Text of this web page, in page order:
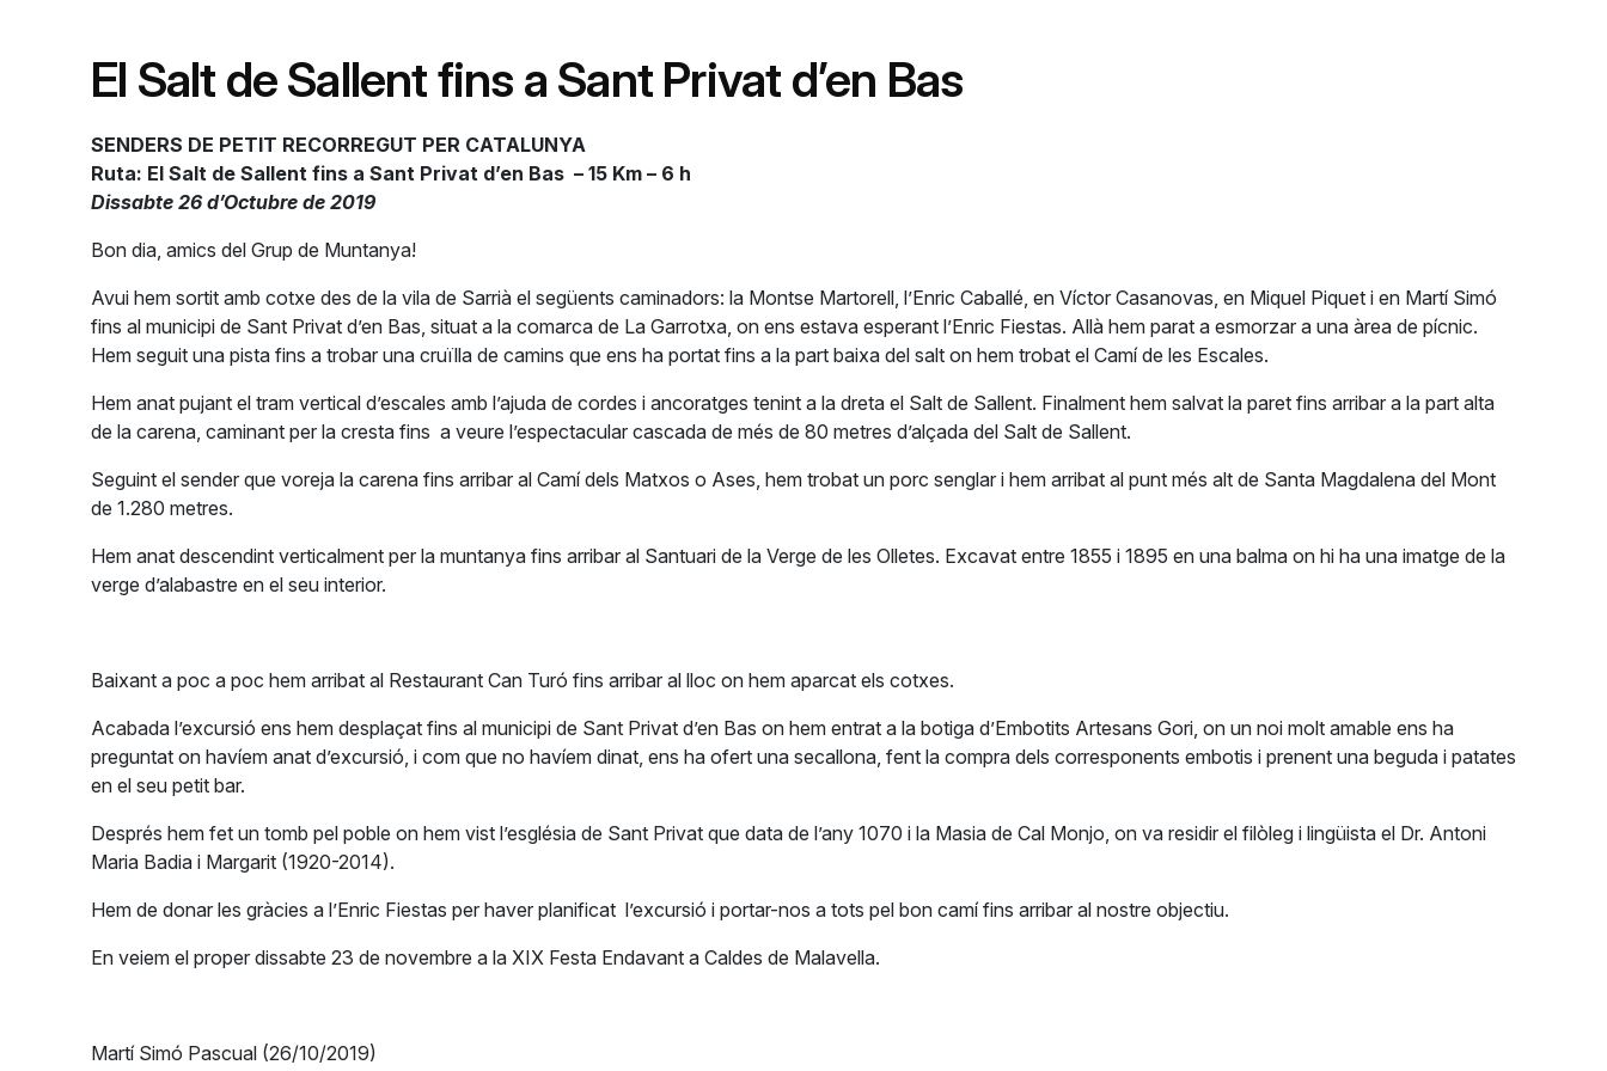
El Salt de Sallent fins a Sant Privat d’en Bas
SENDERS DE PETIT RECORREGUT PER CATALUNYA
Ruta: El Salt de Sallent fins a Sant Privat d’en Bas – 15 Km – 6 h
Dissabte 26 d’Octubre de 2019
Bon dia, amics del Grup de Muntanya!
Avui hem sortit amb cotxe des de la vila de Sarrià el següents caminadors: la Montse Martorell, l’Enric Caballé, en Víctor Casanovas, en Miquel Piquet i en Martí Simó
fins al municipi de Sant Privat d’en Bas, situat a la comarca de La Garrotxa, on ens estava esperant l’Enric Fiestas. Allà hem parat a esmorzar a una àrea de pícnic.
Hem seguit una pista fins a trobar una cruïlla de camins que ens ha portat fins a la part baixa del salt on hem trobat el Camí de les Escales.
Hem anat pujant el tram vertical d’escales amb l’ajuda de cordes i ancoratges tenint a la dreta el Salt de Sallent. Finalment hem salvat la paret fins arribar a la part alta
de la carena, caminant per la cresta fins a veure l’espectacular cascada de més de 80 metres d’alçada del Salt de Sallent.
Seguint el sender que voreja la carena fins arribar al Camí dels Matxos o Ases, hem trobat un porc senglar i hem arribat al punt més alt de Santa Magdalena del Mont
de 1.280 metres.
Hem anat descendint verticalment per la muntanya fins arribar al Santuari de la Verge de les Olletes. Excavat entre 1855 i 1895 en una balma on hi ha una imatge de la
verge d’alabastre en el seu interior.
Baixant a poc a poc hem arribat al Restaurant Can Turó fins arribar al lloc on hem aparcat els cotxes.
Acabada l’excursió ens hem desplaçat fins al municipi de Sant Privat d’en Bas on hem entrat a la botiga d’Embotits Artesans Gori, on un noi molt amable ens ha
preguntat on havíem anat d’excursió, i com que no havíem dinat, ens ha ofert una secallona, fent la compra dels corresponents embotis i prenent una beguda i patates
en el seu petit bar.
Després hem fet un tomb pel poble on hem vist l’església de Sant Privat que data de l’any 1070 i la Masia de Cal Monjo, on va residir el filòleg i lingüista el Dr. Antoni
Maria Badia i Margarit (1920-2014).
Hem de donar les gràcies a l’Enric Fiestas per haver planificat l’excursió i portar-nos a tots pel bon camí fins arribar al nostre objectiu.
En veiem el proper dissabte 23 de novembre a la XIX Festa Endavant a Caldes de Malavella.
Martí Simó Pascual (26/10/2019)